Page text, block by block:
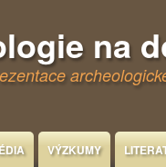
na
VÝZKUMY